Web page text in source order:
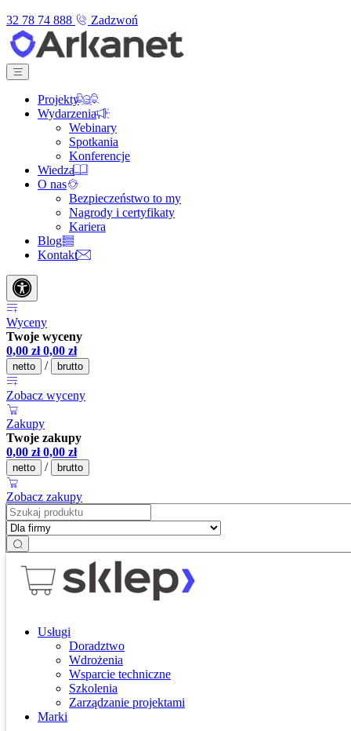
32 78 74 888
Zadzwoń
Projekty
Wydarzenia
Webinary
Spotkania
Konferencje
Wiedza
O nas
Bezpieczeństwo to my
Nagrody i certyfikaty
Kariera
Blog
Kontakt
Wyceny
Twoje wyceny
0,00 zł 0,00 zł
netto / brutto
Zobacz wyceny
Zakupy
Twoje zakupy
0,00 zł 0,00 zł
netto / brutto
Zobacz zakupy
Usługi
Doradztwo
Wdrożenia
Wsparcie techniczne
Szkolenia
Zarządzanie projektami
Marki